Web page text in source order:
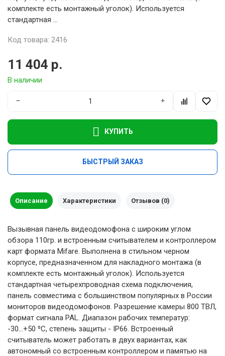
комплекте есть монтажный уголок). Используется
стандартная ...
Код товара: 2416
11 404 р.
В наличии
− +
КУПИТЬ
БЫСТРЫЙ ЗАКАЗ
Описание Характеристики Отзывов (0)
Вызывная панель видеодомофона с широким углом
обзора 110гр. и встроенным считывателем и контроллером
карт формата Mifare. Выполнена в стильном черном
корпусе, предназначенном для накладного монтажа (в
комплекте есть монтажный уголок). Используется
стандартная четырехпроводная схема подключения,
панель совместима с большинством популярных в России
мониторов видеодомофонов. Разрешение камеры 800 ТВЛ,
формат сигнала PAL. Диапазон рабочих температур:
-30...+50 ⁰С, степень защиты - IP66. Встроенный
считыватель может работать в двух вариантах, как
автономный со встроенным контроллером и памятью на